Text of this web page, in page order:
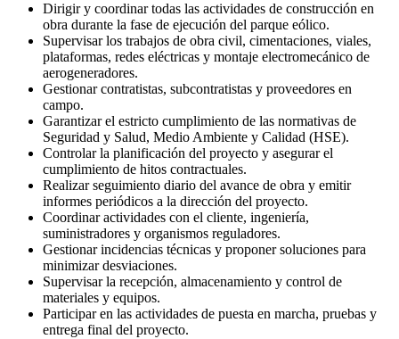
Dirigir y coordinar todas las actividades de construcción en
obra durante la fase de ejecución del parque eólico.
Supervisar los trabajos de obra civil, cimentaciones, viales,
plataformas, redes eléctricas y montaje electromecánico de
aerogeneradores.
Gestionar contratistas, subcontratistas y proveedores en
campo.
Garantizar el estricto cumplimiento de las normativas de
Seguridad y Salud, Medio Ambiente y Calidad (HSE).
Controlar la planificación del proyecto y asegurar el
cumplimiento de hitos contractuales.
Realizar seguimiento diario del avance de obra y emitir
informes periódicos a la dirección del proyecto.
Coordinar actividades con el cliente, ingeniería,
suministradores y organismos reguladores.
Gestionar incidencias técnicas y proponer soluciones para
minimizar desviaciones.
Supervisar la recepción, almacenamiento y control de
materiales y equipos.
Participar en las actividades de puesta en marcha, pruebas y
entrega final del proyecto.